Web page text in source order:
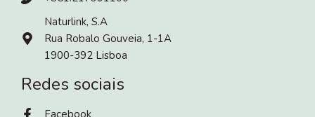
Naturlink, S.A
Rua Robalo Gouveia, 1-1A
1900-392 Lisboa
Redes sociais
Facebook